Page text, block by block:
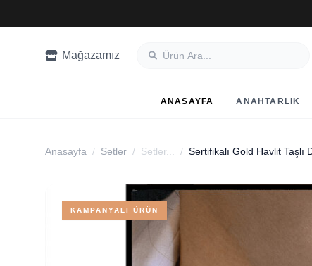
Mağazamız
ANASAYFA ANAHTARLIK
Anasayfa / Setler / Setler... /
KAMPANYALI ÜRÜN